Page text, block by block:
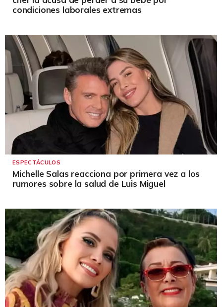
condiciones laborales extremas
ESPECTÁCULOS
Michelle Salas reacciona por primera vez a los
rumores sobre la salud de Luis Miguel